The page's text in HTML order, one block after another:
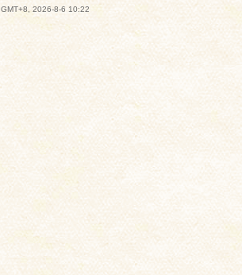
GMT+8, 2026-8-6 10:22